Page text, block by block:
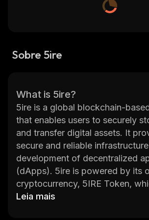
Sobre 5ire
What is 5ire?
5ire is a global blockchain-
that enables users to securely
and transfer digital assets. It
secure and reliable
development of decentralized
(dApps). 5ire is powered by its
cryptocurrency, 5IRE Token,
used to pay for transactions on
Leia mais